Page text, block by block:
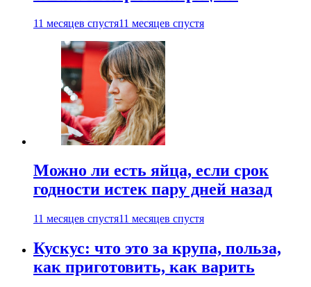
11 месяцев спустя11 месяцев спустя
Можно ли есть яйца, если срок
годности истек пару дней назад
11 месяцев спустя11 месяцев спустя
Кускус: что это за крупа, польза,
как приготовить, как варить